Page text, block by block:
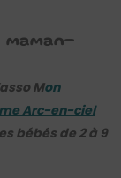
maman-
Mon
Arc-en-ciel
bébés de 2 à 9